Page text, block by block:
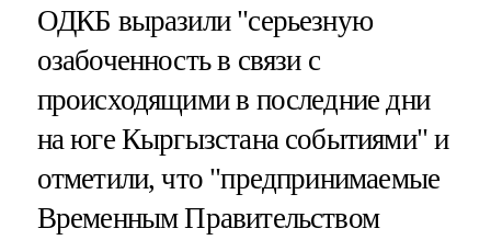
ОДКБ выразили "серьезную
озабоченность в связи с
происходящими в последние дни
на юге Кыргызстана событиями" и
отметили, что "предпринимаемые
Временным Правительством